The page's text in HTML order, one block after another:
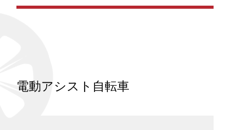
モビリティ
電動アシスト自転車